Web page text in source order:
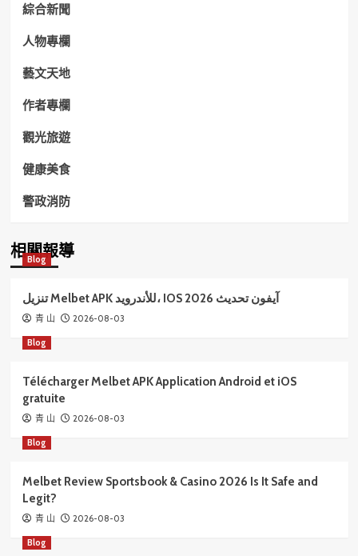
綜合新聞
人物專欄
藝文天地
作者專欄
觀光旅遊
健康美食
警政消防
相關報導
Blog
تنزيل Melbet APK للأندرويد، IOS آيفون تحديث 2026
青 山 2026-08-03
Blog
Télécharger Melbet APK Application Android et iOS
gratuite
青 山 2026-08-03
Blog
Melbet Review Sportsbook & Casino 2026 Is It Safe and
Legit?
青 山 2026-08-03
Blog